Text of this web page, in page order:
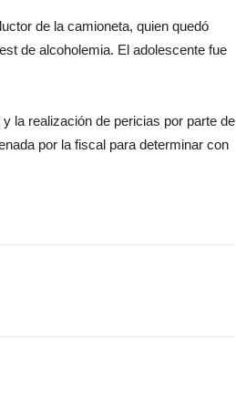
de la camioneta, quien quedó
de alcoholemia. El adolescente fue
la realización de pericias por parte de
por la fiscal para determinar con